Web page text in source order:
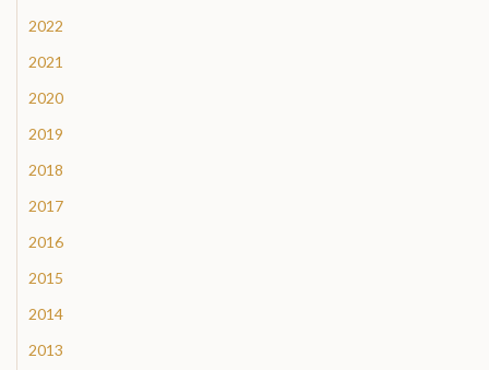
2022
2021
2020
2019
2018
2017
2016
2015
2014
2013